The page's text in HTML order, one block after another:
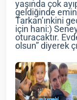
yaşında çok
geldiğinde
Tarkan’ınkini
için hani:)
oturacaktır.
olsun” diyerek